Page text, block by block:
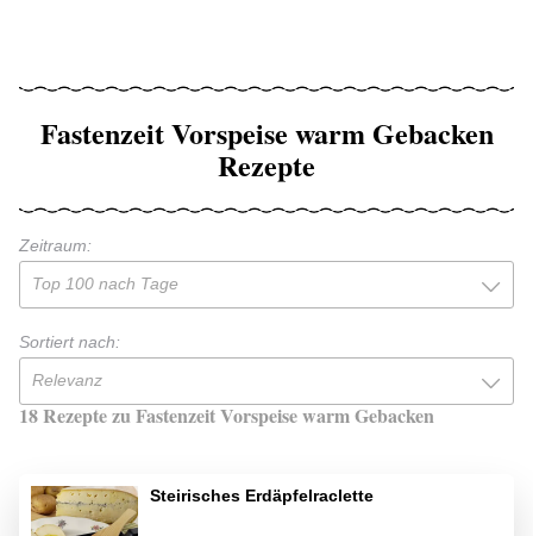
Fastenzeit Vorspeise warm Gebacken
Rezepte
Zeitraum:
Top 100 nach Tage
Sortiert nach:
Relevanz
18 Rezepte zu Fastenzeit Vorspeise warm Gebacken
Steirisches Erdäpfelraclette